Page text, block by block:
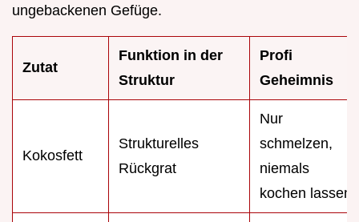
ungebackenen Gefüge.
Zutat
Funktion in der
Struktur
Profi
Geheimnis
Kokosfett
Strukturelles
Rückgrat
Nur
schmelzen,
niemals
kochen lassen